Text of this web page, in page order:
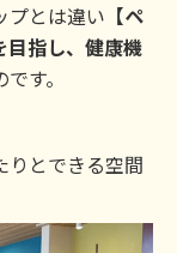
プとは違い 【ペ
目指し、健康機
す。
りとできる空間